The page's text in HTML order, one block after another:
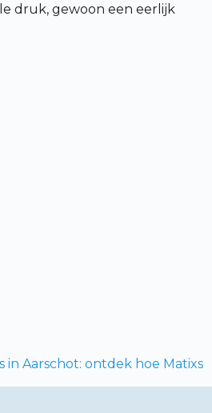
druk, gewoon een eerlijk
Aarschot: ontdek hoe Matixs